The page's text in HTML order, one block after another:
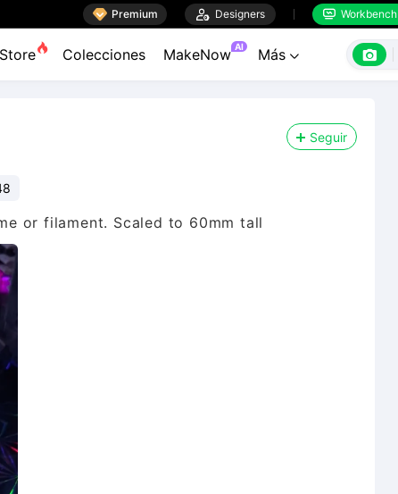
 Premium  Designers  Workbench
Store Colecciones MakeNow AI Más  
Seguir
or filament. Scaled to 60mm tall